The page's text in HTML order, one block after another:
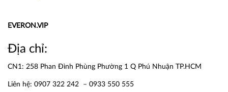
EVERON.VIP
Địa chỉ:
CN1: 258 Phan Đình Phùng Phường 1 Q Phú Nhuận TP.HCM
Liên hệ: 0907 322 242 – 0933 550 555